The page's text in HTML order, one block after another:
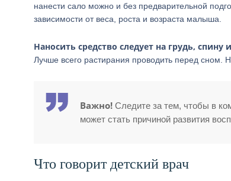
нанести сало можно и без предварительной
зависимости от веса, роста и возраста малыша.
Наносить средство следует на грудь, спину
Лучше всего растирания проводить перед сном.
Важно! Следите за тем, чтобы в
может стать причиной развития
Что говорит детский врач